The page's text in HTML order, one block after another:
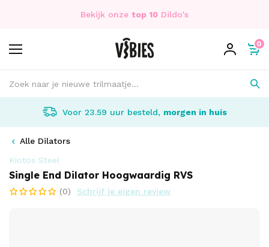
Bekijk onze top 10 Dildo's
0
Voor 23.59 uur besteld, morgen in huis
Alle Dilators
Kiotos Steel
Single End Dilator Hoogwaardig RVS
(0) Schrijf je eigen review